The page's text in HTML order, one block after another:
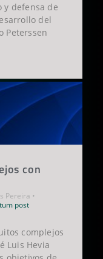
y defensa de
del
Peterssen
con
Pereira •
post
complejos
Luis Hevia